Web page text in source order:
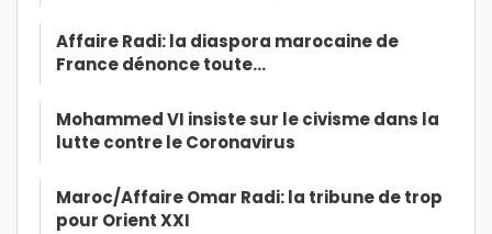
Affaire Radi: la diaspora marocaine de
France dénonce toute…
Mohammed VI insiste sur le civisme dans la
lutte contre le Coronavirus
Maroc/Affaire Omar Radi: la tribune de trop
pour Orient XXI